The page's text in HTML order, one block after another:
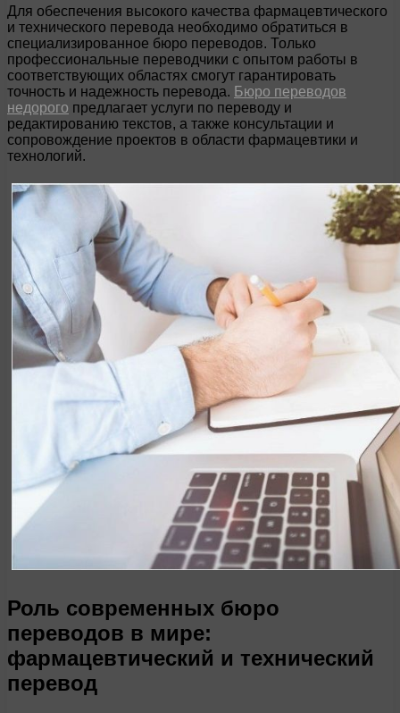
Для обеспечения высокого качества фармацевтического
и технического перевода необходимо обратиться в
специализированное бюро переводов. Только
профессиональные переводчики с опытом работы в
соответствующих областях смогут гарантировать
точность и надежность перевода. Бюро переводов
недорого предлагает услуги по переводу и
редактированию текстов, а также консультации и
сопровождение проектов в области фармацевтики и
технологий.
Роль современных бюро
переводов в мире:
фармацевтический и технический
перевод